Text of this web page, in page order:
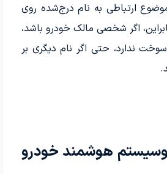
ارتباطی به نام درج‌شده روی
اگر شخصی مالک خودرو باشد،
ندارد، حتی اگر نام دیگری بر
هوشمند خودرو